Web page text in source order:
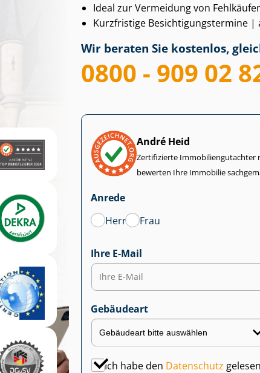
Ideal zur Vermeidung von
Kurzfristige Be­sich­ti­gungs­ter­mi­ne |
Wir beraten Sie kostenlos,
0800 - 909 02
André Heid
Zertifizierte Im­mo­bi­li­en­gut­ach­ter
bewerten Ihre Immobilie
Anrede
Herr
Frau
Ihre E-Mail
Gebäudeart
Ich habe den Datenschutz